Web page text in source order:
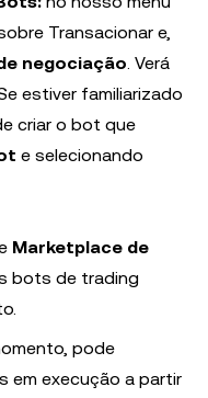
Transacionar e,
negociação. Verá
estiver familiarizado
criar o bot que
e selecionando
Marketplace de
bots de trading
pode
em execução a partir